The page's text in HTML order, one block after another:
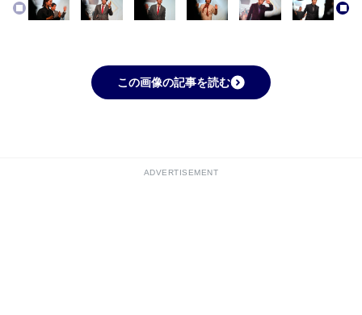
この画像の記事を読む
ADVERTISEMENT